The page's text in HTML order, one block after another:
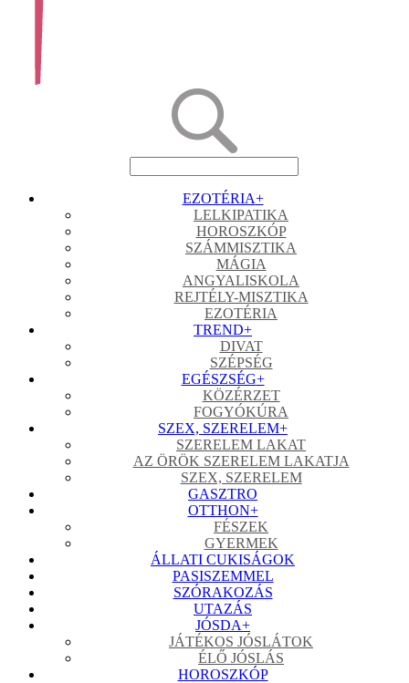
EZOTÉRIA+
LELKIPATIKA
HOROSZKÓP
SZÁMMISZTIKA
MÁGIA
ANGYALISKOLA
REJTÉLY-MISZTIKA
EZOTÉRIA
TREND+
DIVAT
SZÉPSÉG
EGÉSZSÉG+
KÖZÉRZET
FOGYÓKÚRA
SZEX, SZERELEM+
SZERELEM LAKAT
AZ ÖRÖK SZERELEM LAKATJA
SZEX, SZERELEM
GASZTRO
OTTHON+
FÉSZEK
GYERMEK
ÁLLATI CUKISÁGOK
PASISZEMMEL
SZÓRAKOZÁS
UTAZÁS
JÓSDA+
JÁTÉKOS JÓSLÁTOK
ÉLŐ JÓSLÁS
HOROSZKÓP